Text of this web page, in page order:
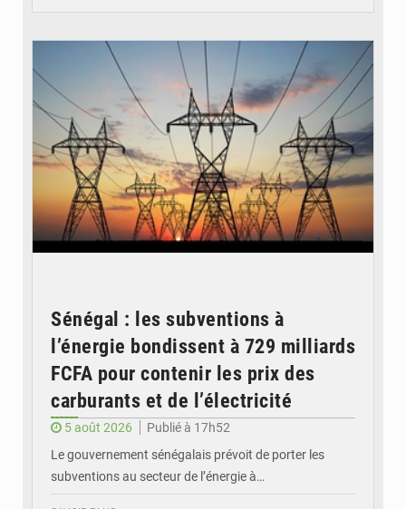
Sénégal : les subventions à
l’énergie bondissent à 729 milliards
FCFA pour contenir les prix des
carburants et de l’électricité
5 août 2026
Publié à 17h52
Le gouvernement sénégalais prévoit de porter les
subventions au secteur de l’énergie à…